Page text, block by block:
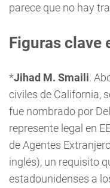
parece que no hay
Figuras clave
*Jihad M. Smaili.
civiles de California,
fue nombrado por
represente legal en
de Agentes
inglés), un requisito
estadounidenses a